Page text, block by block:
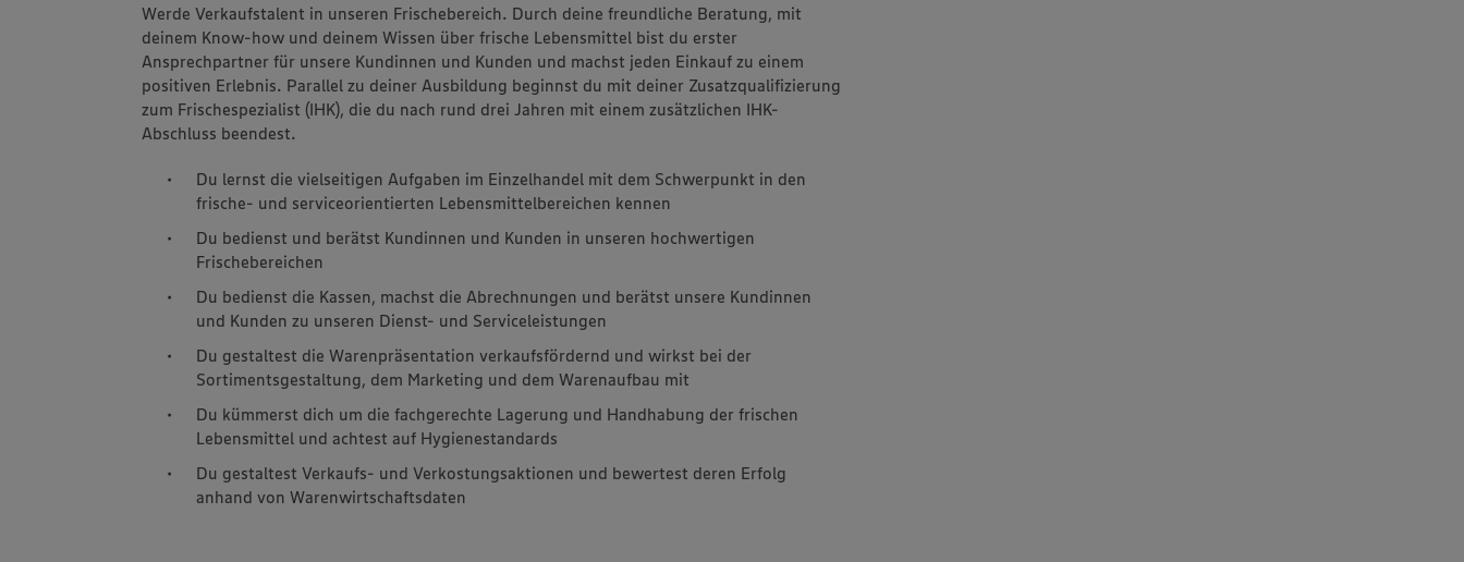
Werde Verkaufstalent in unseren Frischebereich. Durch deine freundliche Beratung, mit
deinem Know-how und deinem Wissen über frische Lebensmittel bist du erster
Ansprechpartner für unsere Kundinnen und Kunden und machst jeden Einkauf zu einem
positiven Erlebnis. Parallel zu deiner Ausbildung beginnst du mit deiner Zusatzqualifizierung
zum Frischespezialist (IHK), die du nach rund drei Jahren mit einem zusätzlichen IHK-
Abschluss beendest.
Du lernst die vielseitigen Aufgaben im Einzelhandel mit dem Schwerpunkt in den
frische- und serviceorientierten Lebensmittelbereichen kennen
Du bedienst und berätst Kundinnen und Kunden in unseren hochwertigen
Frischebereichen
Du bedienst die Kassen, machst die Abrechnungen und berätst unsere Kundinnen
und Kunden zu unseren Dienst- und Serviceleistungen
Du gestaltest die Warenpräsentation verkaufsfördernd und wirkst bei der
Sortimentsgestaltung, dem Marketing und dem Warenaufbau mit
Du kümmerst dich um die fachgerechte Lagerung und Handhabung der frischen
Lebensmittel und achtest auf Hygienestandards
Du gestaltest Verkaufs- und Verkostungsaktionen und bewertest deren Erfolg
anhand von Warenwirtschaftsdaten